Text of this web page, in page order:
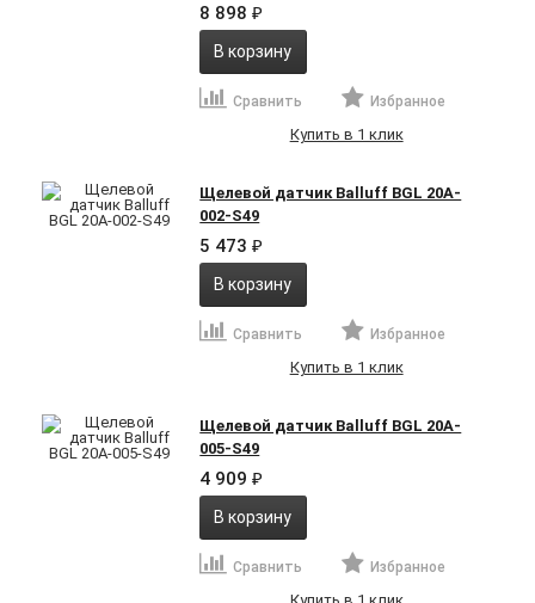
8 898₽
В корзину
Сравнить Избранное
Купить в 1 клик
Щелевой датчик Balluff BGL 20A-
002-S49
5 473₽
В корзину
Сравнить Избранное
Купить в 1 клик
Щелевой датчик Balluff BGL 20A-
005-S49
4 909₽
В корзину
Сравнить Избранное